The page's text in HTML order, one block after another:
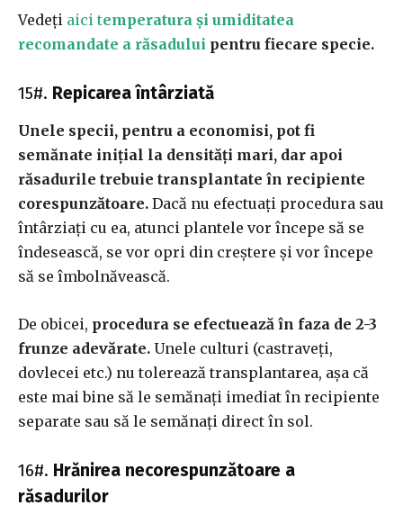
Vedeți aici temperatura și umiditatea
recomandate a răsadului pentru fiecare specie.
15#. Repicarea întârziată
Unele specii, pentru a economisi, pot fi
semănate inițial la densități mari, dar apoi
răsadurile trebuie transplantate în recipiente
corespunzătoare. Dacă nu efectuați procedura sau
întârziați cu ea, atunci plantele vor începe să se
îndesească, se vor opri din creștere și vor începe
să se îmbolnăvească.
De obicei, procedura se efectuează în faza de 2-3
frunze adevărate. Unele culturi (castraveți,
dovlecei etc.) nu tolerează transplantarea, așa că
este mai bine să le semănați imediat în recipiente
separate sau să le semănați direct în sol.
16#. Hrănirea necorespunzătoare a
răsadurilor